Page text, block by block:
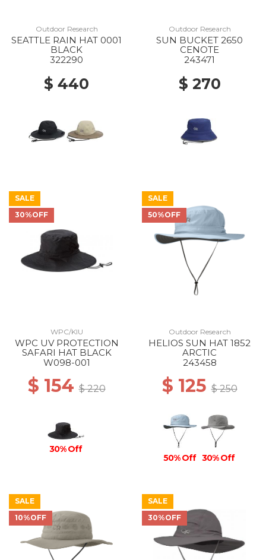
Outdoor Research
SEATTLE RAIN HAT 0001
BLACK
322290
$ 440
Outdoor Research
SUN BUCKET 2650
CENOTE
243471
$ 270
SALE
30%OFF
WPC/KIU
WPC UV PROTECTION
SAFARI HAT BLACK
W098-001
$ 154$ 220
30% Off
SALE
50%OFF
Outdoor Research
HELIOS SUN HAT 1852
ARCTIC
243458
$ 125$ 250
50% Off 30% Off
SALE
10%OFF
SALE
30%OFF